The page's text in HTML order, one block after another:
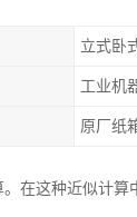
立式卧
工业机
原厂纸
在这种近似计